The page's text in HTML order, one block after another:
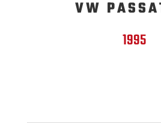
VW
1995